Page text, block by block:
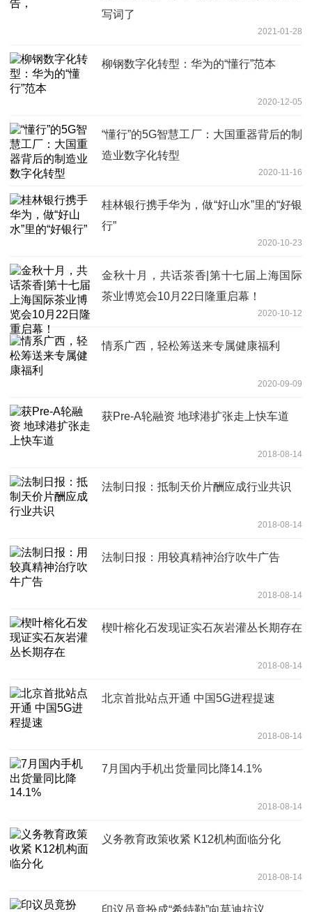
写词了
2021-01-28
柳钢数字化转型：华为的“懂行”范本
2020-12-05
“懂行”的5G智慧工厂：大国重器背后的制
造业数字化转型
2020-11-16
桂林银行携手华为，做“好山水”里的“好银
行”
2020-10-23
金秋十月，共话茶香|第十七届上海国际
茶业博览会10月22日隆重启幕！
2020-10-12
情系广西，轻松筹送来专属健康福利
2020-09-09
获Pre-A轮融资 地球港扩张走上快车道
2018-08-14
法制日报：抵制天价片酬应成行业共识
2018-08-14
法制日报：用较真精神治疗吹牛广告
2018-08-14
楔叶榕化石发现证实石灰岩灌丛长期存在
2018-08-14
北京首批站点开通 中国5G进程提速
2018-08-14
7月国内手机出货量同比降14.1%
2018-08-14
义务教育政策收紧 K12机构面临分化
2018-08-14
印议员竟扮成“希特勒”向莫迪抗议